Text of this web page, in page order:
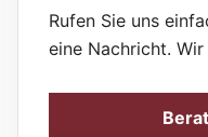
Rufen Sie uns
eine Nachricht.